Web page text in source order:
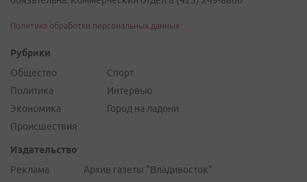
Политика обработки персональных данных
Рубрики
Общество
Политика
Экономика
Происшествия
Спорт
Интервью
Город на ладони
Издательство
Реклама
Архив газеты "Владивосток"